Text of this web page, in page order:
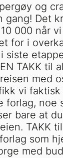
og
gang! Det
000 når
for i
siste
TAKK til
med
vi faktisk
forlag, noe
bare at
TAKK til
som
med